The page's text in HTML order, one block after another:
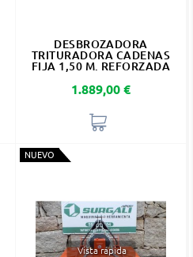
DESBROZADORA
TRITURADORA CADENAS
FIJA 1,50 M. REFORZADA
Precio
1.889,00 €
NUEVO
Vista rápida